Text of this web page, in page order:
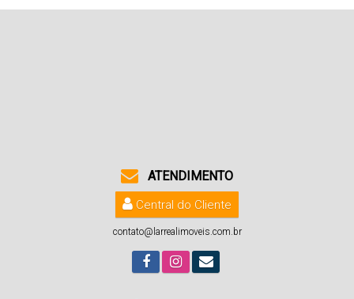
ATENDIMENTO
Central do Cliente
contato@larrealimoveis.com.br